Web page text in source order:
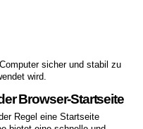
sicher und stabil zu
wird.
Browser-Startseite
Regel eine Startseite